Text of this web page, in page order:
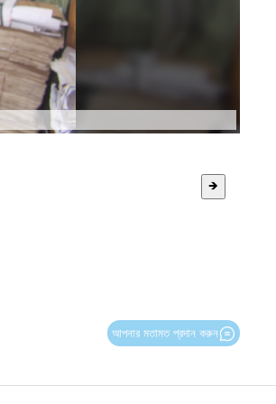
🡺
আপনার মতামত প্রদান করুন